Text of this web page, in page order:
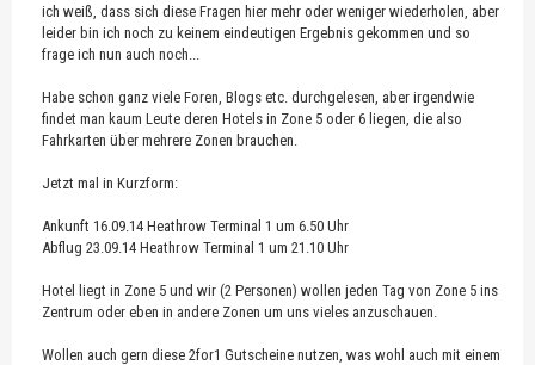
ich weiß, dass sich diese Fragen hier mehr oder weniger wiederholen, aber
leider bin ich noch zu keinem eindeutigen Ergebnis gekommen und so
frage ich nun auch noch...
Habe schon ganz viele Foren, Blogs etc. durchgelesen, aber irgendwie
findet man kaum Leute deren Hotels in Zone 5 oder 6 liegen, die also
Fahrkarten über mehrere Zonen brauchen.
Jetzt mal in Kurzform:
Ankunft 16.09.14 Heathrow Terminal 1 um 6.50 Uhr
Abflug 23.09.14 Heathrow Terminal 1 um 21.10 Uhr
Hotel liegt in Zone 5 und wir (2 Personen) wollen jeden Tag von Zone 5 ins
Zentrum oder eben in andere Zonen um uns vieles anzuschauen.
Wollen auch gern diese 2for1 Gutscheine nutzen, was wohl auch mit einem